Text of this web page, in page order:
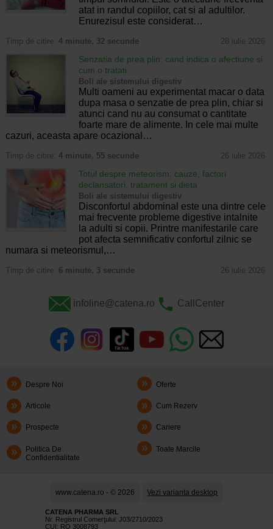
atat in randul copiilor, cat si al adultilor.
Enurezisul este considerat…
Timp de citire: 4 minute, 32 secunde 28 iulie 2026
Senzatia de prea plin: cand indica o afectiune si
cum o tratati
Boli ale sistemului digestiv
Multi oameni au experimentat macar o data
dupa masa o senzatie de prea plin, chiar si
atunci cand nu au consumat o cantitate
foarte mare de alimente. In cele mai multe
cazuri, aceasta apare ocazional…
Timp de citire: 4 minute, 55 secunde 26 iulie 2026
Totul despre meteorism: cauze, factori
declansatori, tratament si dieta
Boli ale sistemului digestiv
Disconfortul abdominal este una dintre cele
mai frecvente probleme digestive intalnite
la adulti si copii. Printre manifestarile care
pot afecta semnificativ confortul zilnic se
numara si meteorismul,…
Timp de citire: 6 minute, 3 secunde 26 iulie 2026
infoline@catena.ro CallCenter
Despre Noi Oferte
Articole Cum Rezerv
Prospecte Cariere
Politica De
Confidentialitate
Toate Marcile
www.catena.ro - © 2026 Vezi varianta desktop
CATENA PHARMA SRL
Nr. Registrul Comerţului: J03/2710/2023
CUI: RO 3008793